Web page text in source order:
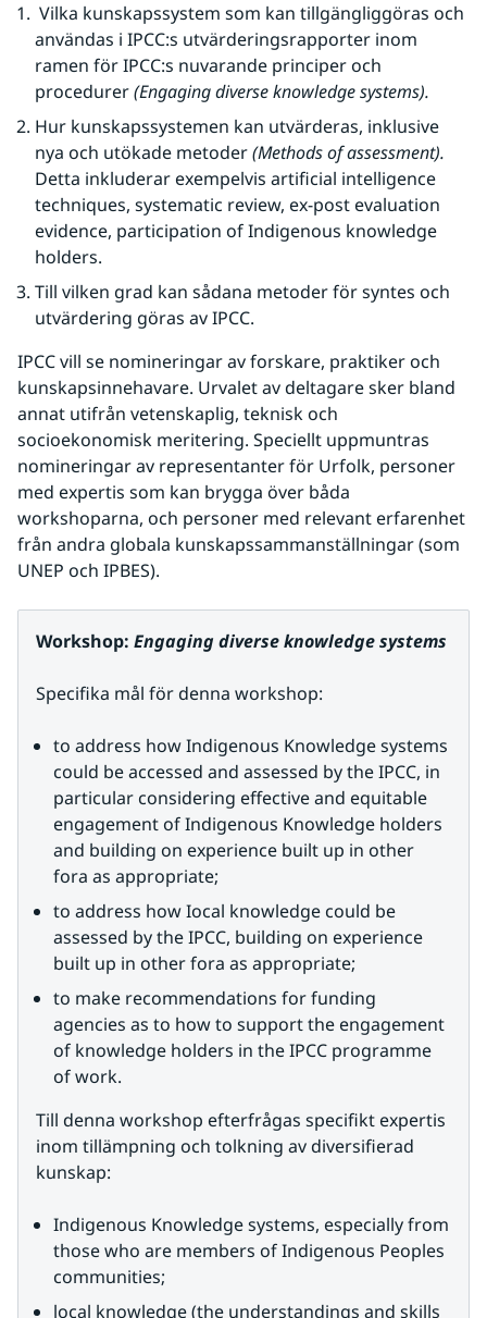
Vilka kunskapssystem som kan tillgängliggöras och
användas i IPCC:s utvärderingsrapporter inom
ramen för IPCC:s nuvarande principer och
procedurer (Engaging diverse knowledge systems).
Hur kunskapssystemen kan utvärderas, inklusive
nya och utökade metoder (Methods of assessment).
Detta inkluderar exempelvis artificial intelligence
techniques, systematic review, ex-post evaluation
evidence, participation of Indigenous knowledge
holders.
Till vilken grad kan sådana metoder för syntes och
utvärdering göras av IPCC.
IPCC vill se nomineringar av forskare, praktiker och
kunskapsinnehavare. Urvalet av deltagare sker bland
annat utifrån vetenskaplig, teknisk och
socioekonomisk meritering. Speciellt uppmuntras
nomineringar av representanter för Urfolk, personer
med expertis som kan brygga över båda
workshoparna, och personer med relevant erfarenhet
från andra globala kunskapssammanställningar (som
UNEP och IPBES).
Workshop: Engaging diverse knowledge systems
Specifika mål för denna workshop:
to address how Indigenous Knowledge systems
could be accessed and assessed by the IPCC, in
particular considering effective and equitable
engagement of Indigenous Knowledge holders
and building on experience built up in other
fora as appropriate;
to address how Iocal knowledge could be
assessed by the IPCC, building on experience
built up in other fora as appropriate;
to make recommendations for funding
agencies as to how to support the engagement
of knowledge holders in the IPCC programme
of work.
Till denna workshop efterfrågas specifikt expertis
inom tillämpning och tolkning av diversifierad
kunskap:
Indigenous Knowledge systems, especially from
those who are members of Indigenous Peoples
communities;
local knowledge (the understandings and skills